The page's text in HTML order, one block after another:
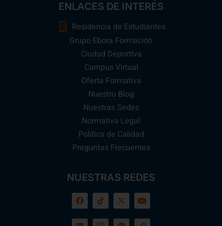
ENLACES DE INTERÉS
Residencia de Estudiantes
Grupo Ebora Formación
Ciudad Deportiva
Campus Virtual
Oferta Formativa
Nuestro Blog
Nuestras Sedes
Normativa Legal
Política de Calidad
Preguntas Frecuentes
NUESTRAS REDES